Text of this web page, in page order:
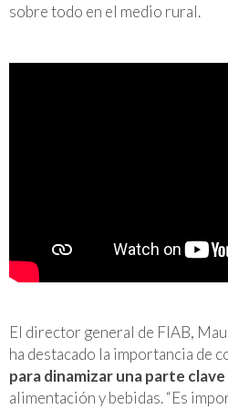
sobre todo en el medio rural.
El director general de FIAB,
ha destacado la importancia de
para dinamizar una parte
alimentación y bebidas. “Es